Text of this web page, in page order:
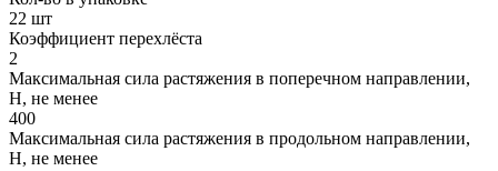
22 шт
Коэффициент перехлёста
2
Максимальная сила растяжения в поперечном направлении,
Н, не менее
400
Максимальная сила растяжения в продольном направлении,
Н, не менее